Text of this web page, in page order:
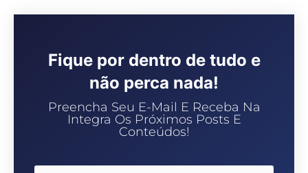
Fique por dentro de tudo e
não perca nada!
Preencha Seu E-Mail E Receba Na
Integra Os Próximos Posts E
Conteúdos!